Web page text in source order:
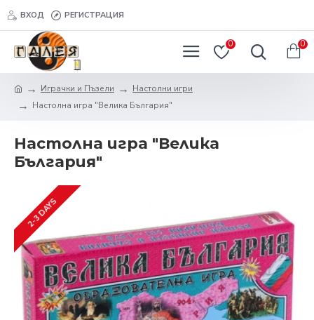
ВХОД РЕГИСТРАЦИЯ
0 0
Играчки и Пъзели
Настолни игри
Настолна игра "Велика България"
Настолна игра "Велика
България"
2-3 DAYS